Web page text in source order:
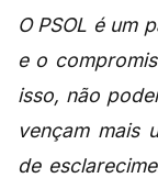
O PSOL é um
e o
isso, não
vençam mais
de